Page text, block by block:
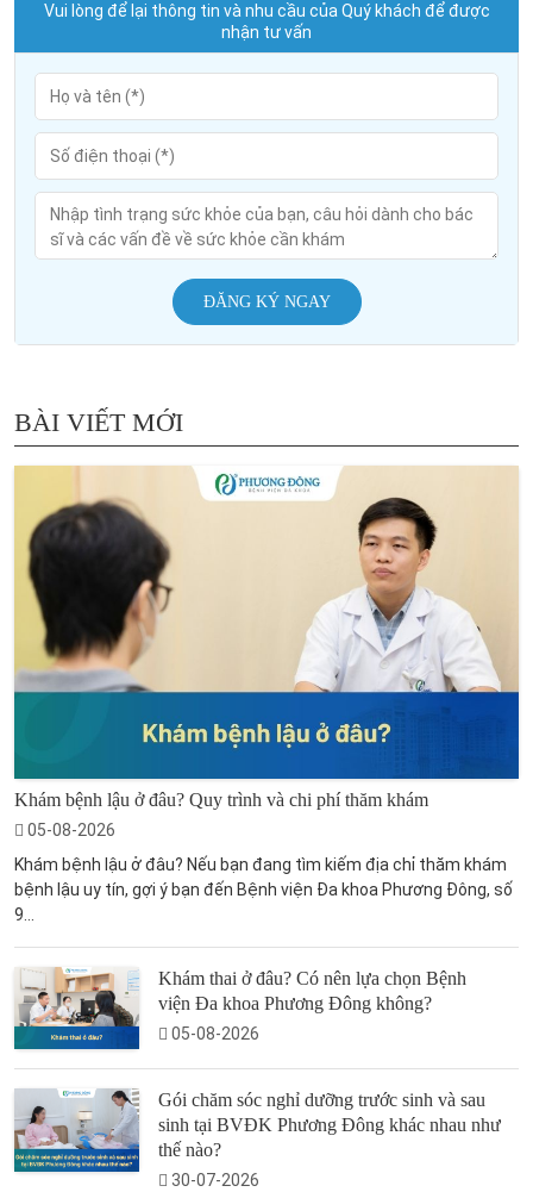
Vui lòng để lại thông tin và nhu cầu của Quý khách để được
nhận tư vấn
ĐĂNG KÝ NGAY
BÀI VIẾT MỚI
Khám bệnh lậu ở đâu? Quy trình và chi phí thăm khám
05-08-2026
Khám bệnh lậu ở đâu? Nếu bạn đang tìm kiếm địa chỉ thăm khám
bệnh lậu uy tín, gợi ý bạn đến Bệnh viện Đa khoa Phương Đông, số
9...
Khám thai ở đâu? Có nên lựa chọn Bệnh
viện Đa khoa Phương Đông không?
05-08-2026
Gói chăm sóc nghỉ dưỡng trước sinh và sau
sinh tại BVĐK Phương Đông khác nhau như
thế nào?
30-07-2026